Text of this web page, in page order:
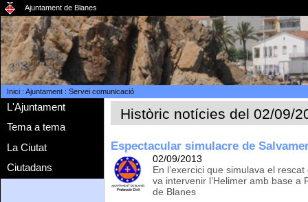
Ajuntament de Blanes
Inici: Ajuntament: Servei comunicació
L'Ajuntament
Tema a tema
La Ciutat
Ciutadans
Històric notícies del 02/09/
Espectacular simulacre de
02/09/2013
En l’exercici que simulava el
va intervenir l’Helimer amb base a
de Blanes